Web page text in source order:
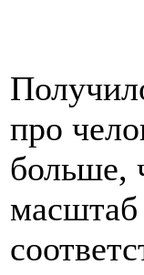
про
больше,
масштаб